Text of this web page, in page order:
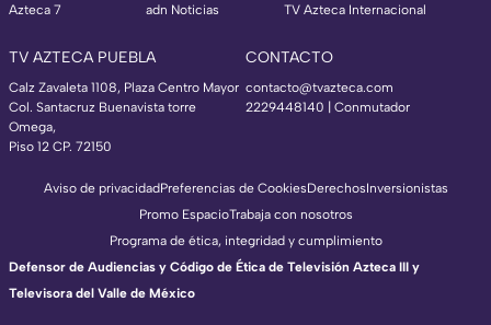
Azteca 7
adn Noticias
TV Azteca Internacional
TV AZTECA PUEBLA
Calz Zavaleta 1108, Plaza Centro Mayor
Col. Santacruz Buenavista torre
Omega,
Piso 12 CP. 72150
CONTACTO
contacto@tvazteca.com
2229448140 | Conmutador
Aviso de privacidadPreferencias de CookiesDerechosInversionistas
Promo EspacioTrabaja con nosotros
Programa de ética, integridad y cumplimiento
Defensor de Audiencias y Código de Ética de Televisión Azteca III y
Televisora del Valle de México